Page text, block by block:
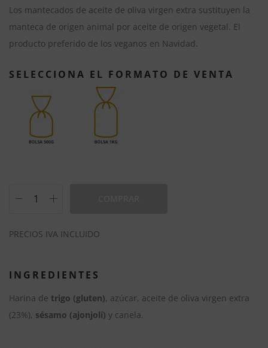
Los mantecados de aceite de oliva virgen extra sustituyen la
manteca de origen animal por aceite de origen vegetal. El
producto preferido de los veganos en Navidad.
SELECCIONA EL FORMATO DE VENTA
l
e
a
PRECIOS IVA INCLUIDO
INGREDIENTES
Harina de trigo (gluten), azúcar, aceite de oliva virgen extra
(23%), sésamo (ajonjolí) y canela.